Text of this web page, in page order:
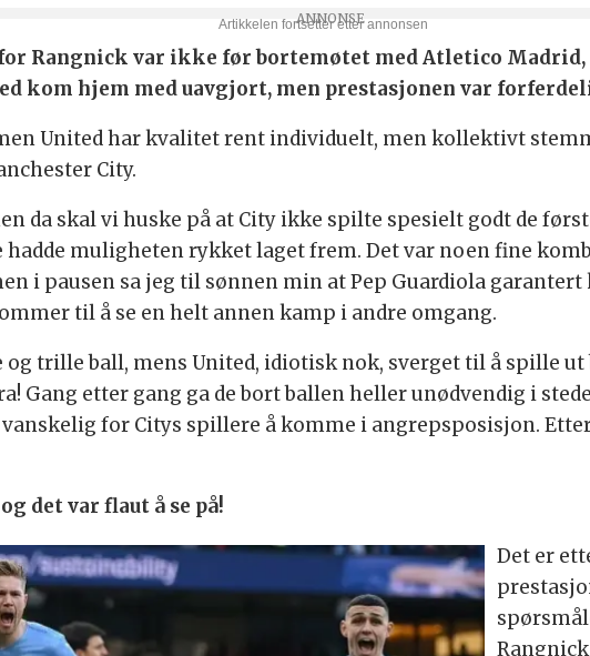
Rangnick var ikke før bortemøtet med Atletico
kom hjem med uavgjort, men prestasjonen var
United har kvalitet rent individuelt, men kollektivt
City.
da skal vi huske på at City ikke spilte spesielt godt de
hadde muligheten rykket laget frem. Det var noen fine
i pausen sa jeg til sønnen min at Pep Guardiola
til å se en helt annen kamp i andre omgang.
og trille ball, mens United, idiotisk nok, sverget til å spille
Gang etter gang ga de bort ballen heller unødvendig i
for Citys spillere å komme i angrepsposisjon.
det var flaut å se på!
Det er